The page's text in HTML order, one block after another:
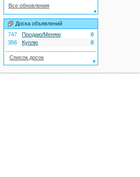
Все обновления
Доска объявлений
747
Продаю/Меняю
0
356
Куплю 0
Список досок